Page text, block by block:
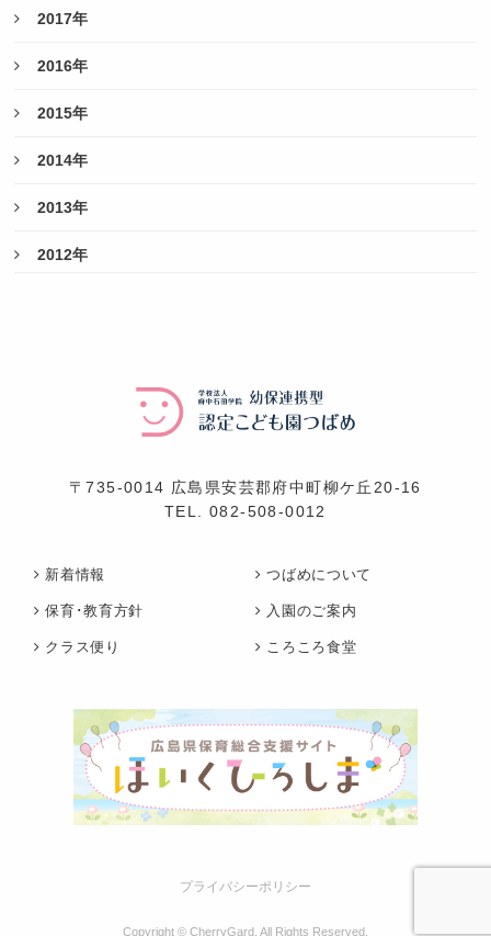
2017年
2016年
2015年
2014年
2013年
2012年
〒735-0014 広島県安芸郡府中町柳ケ丘20-16
TEL.082-508-0012
新着情報 つばめについて
保育･教育方針 入園のご案内
クラス便り ころころ食堂
プライバシーポリシー
Copyright © CherryGard. All Rights Reserved.